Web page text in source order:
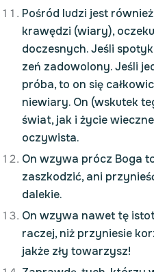
Pośród ludzi jest
krawędzi (wiary),
doczesnych. Jeśli
zeń zadowolony. Jeśli
próba, to on się
niewiary. On (wskutek
świat, jak i życie
oczywista.
On wzywa prócz Boga
zaszkodzić, ani
dalekie.
On wzywa nawet tę
raczej, niż przyniesie
jakże zły towarzysz!